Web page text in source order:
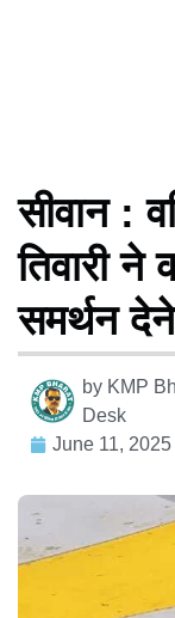
सीवान :
तिवारी ने
समर्थन
by KMP
Desk
June 11, 2025